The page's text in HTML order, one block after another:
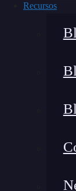
Recursos
Cuando